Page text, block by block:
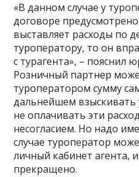
«В данном случае у
договоре
выставляет расходы по
туроператору, то он
с турагента», – пояснил
Розничный партнер
туроператором сумму
дальнейшем взыскивать
не оплачивать эти
несогласием. Но надо
случае туроператор
личный кабинет агента,
прекращено.